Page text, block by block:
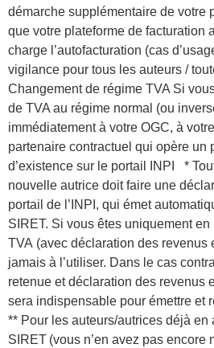
démarche supplémentaire de votre
que votre plateforme de facturation
charge l’autofacturation (cas
vigilance pour tous les auteurs /
Changement de régime TVA Si
de TVA au régime normal (ou
immédiatement à votre OGC, à
partenaire contractuel qui opère un
d’existence sur le portail INPI *
nouvelle autrice doit faire une
portail de l’INPI, qui émet
SIRET. Si vous êtes uniquement
TVA (avec déclaration des revenus
jamais à l’utiliser. Dans le cas
retenue et déclaration des revenus
sera indispensable pour émettre et
** Pour les auteurs/autrices déjà en
SIRET (vous n’en avez pas encore